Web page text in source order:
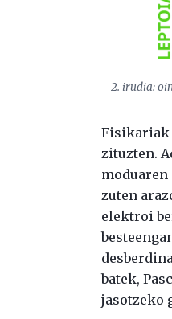
2. irudia:
Fisikariak
zituzten.
zuten
elektroi
batek,
jasotzeko